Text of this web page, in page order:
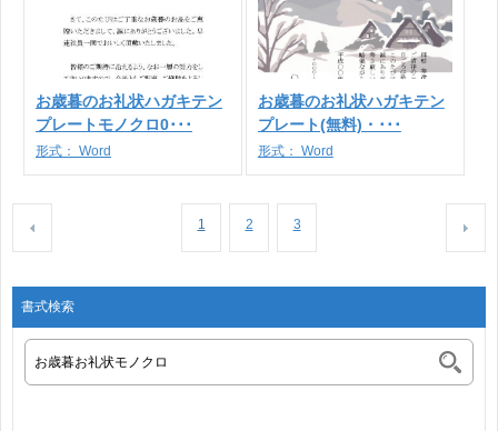
お歳暮のお礼状ハガキテン
プレートモノクロ0･･･
形式： Word
お歳暮のお礼状ハガキテン
プレート(無料)・･･･
形式： Word
1 2 3
書式検索